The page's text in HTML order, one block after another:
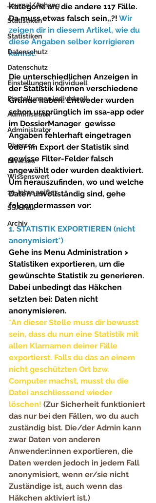
Journal/Anhang
Statistiken
Statistiken
Datenschutz
Datenschutz
Einstellungen individuell
Einstellungen individuell
Administrator
Administrator
Diverses
Diverses
Wissenswert
10 Jahre agiflex
SSA Talk
Archiv
Kategorie an, die andere 117 Fälle.
Da muss etwas falsch sein,,?! Wir
zeigen dir in diesem Artikel, wie du
diese Angaben selber korrigieren
kannst.
Die unterschiedlichen Anzeigen in
der Statistik können verschiedene
Gründe haben: Entweder wurden
schon ursprünglich im ssa-app oder
im DossierManager  gewisse
Angaben fehlerhaft eingetragen
oder im Export der Statistik sind
gewisse Filter-Felder falsch
angewählt oder wurden deaktiviert.
Um herauszufinden, wo und welche
Daten unvollständig sind, gehe
folgendermassen vor:
1. STATISTIK EXPORTIEREN (nicht
anonymisiert*)
Gehe ins Menu Administration >
Statistiken exportieren, um die
gewünschte Statistik zu generieren.
Dabei unbedingt das Häkchen
setzten bei: Daten nicht
anonymisieren.
*An dieser Stelle muss dir bewusst
sein, dass du nun eine Statistik mit
allen Klarnamen deiner Fälle
exportierst. Falls du das an einem
nicht geschützten Ort bzw.
Computer machst, musst du die
Datei anschliessend wieder
löschen! (Zur Sicherheit funktioniert
das nur bei den Fällen, wo du auch
zuständig bist. Die/der Admin kann
zwar Daten von anderen
Anwender:innen exportieren, die
Daten werden jedoch in jedem Fall
anonymisiert, wenn er/sie nicht
Zuständige ist, auch wenn das
Häkchen aktiviert ist.)